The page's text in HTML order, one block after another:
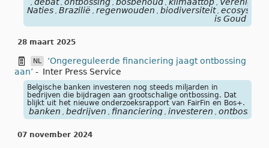
, debat , ontbossing , bosbehoud , klimaattop , Verenigde
Naties , Brazilië , regenwouden , biodiversiteit ,
is Goud
28 maart 2025
NL
‘Ongereguleerde financiering jaagt ontbossing
aan’ - Inter Press Service
Belgische banken investeren nog steeds miljarden in
bedrijven die bijdragen aan grootschalige ontbossing. Dat
blijkt uit het nieuwe onderzoeksrapport van FairFin en Bos+.
banken , bedrijven , financiering , investeren , ontbossing
07 november 2024